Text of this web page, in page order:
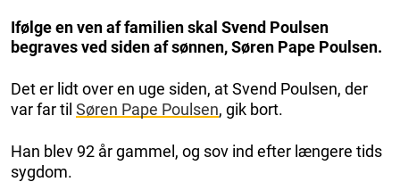
Ifølge en ven af familien skal Svend Poulsen
begraves ved siden af sønnen, Søren Pape Poulsen.
Det er lidt over en uge siden, at Svend Poulsen, der
var far til Søren Pape Poulsen, gik bort.
Han blev 92 år gammel, og sov ind efter længere tids
sygdom.